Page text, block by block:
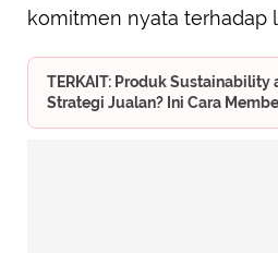
komitmen nyata terhadap
TERKAIT: Produk Sustainability
Strategi Jualan? Ini Cara